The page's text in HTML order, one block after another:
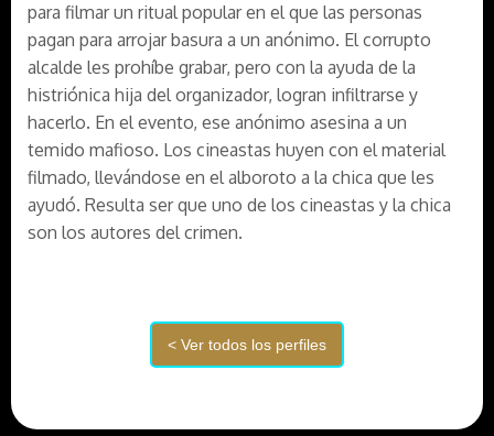
para filmar un ritual popular en el que las personas
pagan para arrojar basura a un anónimo. El corrupto
alcalde les prohíbe grabar, pero con la ayuda de la
histriónica hija del organizador, logran infiltrarse y
hacerlo. En el evento, ese anónimo asesina a un
temido mafioso. Los cineastas huyen con el material
filmado, llevándose en el alboroto a la chica que les
ayudó. Resulta ser que uno de los cineastas y la chica
son los autores del crimen.